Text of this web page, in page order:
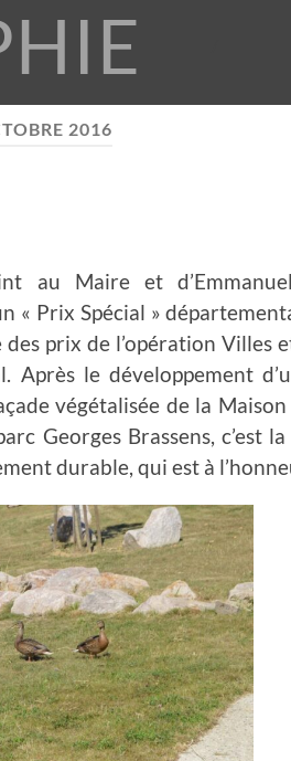
2016
au Maire et
« Prix Spécial »
prix de l’opération Villes
le développement
végétalisée de la
Georges Brassens, c’est
durable, qui est à